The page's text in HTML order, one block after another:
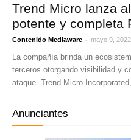
Trend Micro lanza
potente y completa
Contenido Mediaware - mayo 9, 2022
La compañía brinda un
terceros otorgando visibilidad y
ataque. Trend Micro
Anunciantes